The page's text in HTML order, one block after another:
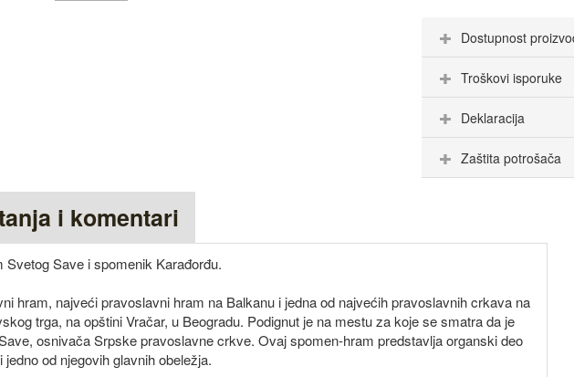
Dostupnost
Troškovi isporuke
Deklaracija
Zaštita potrošača
i komentari
Save i spomenik Karađorđu.
hram, najveći pravoslavni hram na Balkanu i jedna od najvećih pravoslavnih crkava na
trga, na opštini Vračar, u Beogradu. Podignut je na mestu za koje se smatra da je
osnivača Srpske pravoslavne crkve. Ovaj spomen-hram predstavlja organski deo
od njegovih glavnih obeležja.